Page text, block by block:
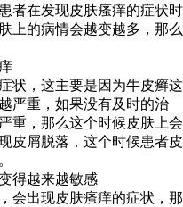
者在发现皮肤瘙痒的症状时
上的病情会越变越多，那么
状，这主要是因为牛皮癣这
严重，如果没有及时的治
重，那么这个时候皮肤上会
皮屑脱落，这个时候患者皮
得越来越敏感
会出现皮肤瘙痒的症状，那